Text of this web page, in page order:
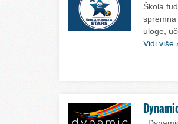
Škola
spremna
uloge,
Vidi više